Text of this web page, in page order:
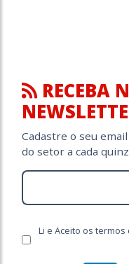
RECEBA
Cadastre o seu
do setor a cada
Li e Aceito os termos